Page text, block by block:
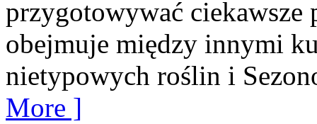
przygotowywać ciekawsze
obejmuje między innymi
nietypowych roślin i
More ]